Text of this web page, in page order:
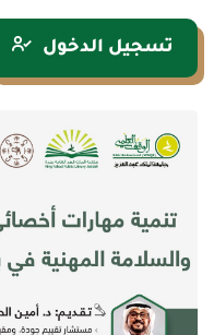
تسجيل الدخول